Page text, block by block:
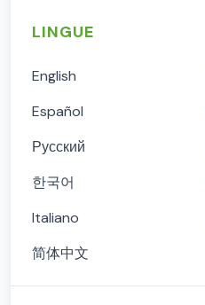
LINGUE
English
Español
Русский
한국어
Italiano
简体中文